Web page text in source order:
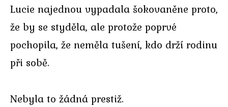
Lucie najednou vypadala šokovaněne proto,
že by se styděla, ale protože poprvé
pochopila, že neměla tušení, kdo drží rodinu
při sobě.
Nebyla to žádná prestiž.